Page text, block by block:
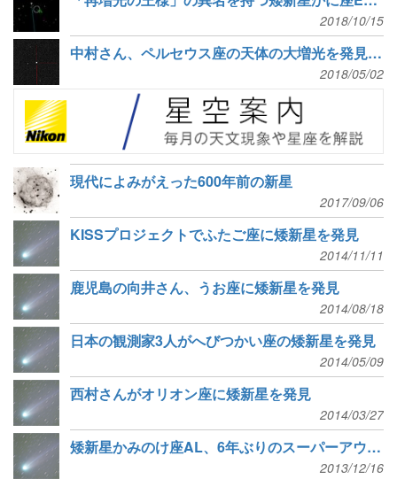
2018/10/15
中村さん、ペルセウス座の天体の大増光を発見、肉眼等級に
2018/05/02
現代によみがえった600年前の新星
2017/09/06
KISSプロジェクトでふたご座に矮新星を発見
2014/11/11
鹿児島の向井さん、うお座に矮新星を発見
2014/08/18
日本の観測家3人がへびつかい座の矮新星を発見
2014/05/09
西村さんがオリオン座に矮新星を発見
2014/03/27
矮新星かみのけ座AL、6年ぶりのスーパーアウトバースト
2013/12/16